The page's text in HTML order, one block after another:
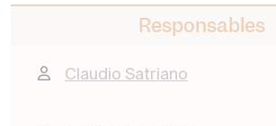
Responsables
Claudio Satriano